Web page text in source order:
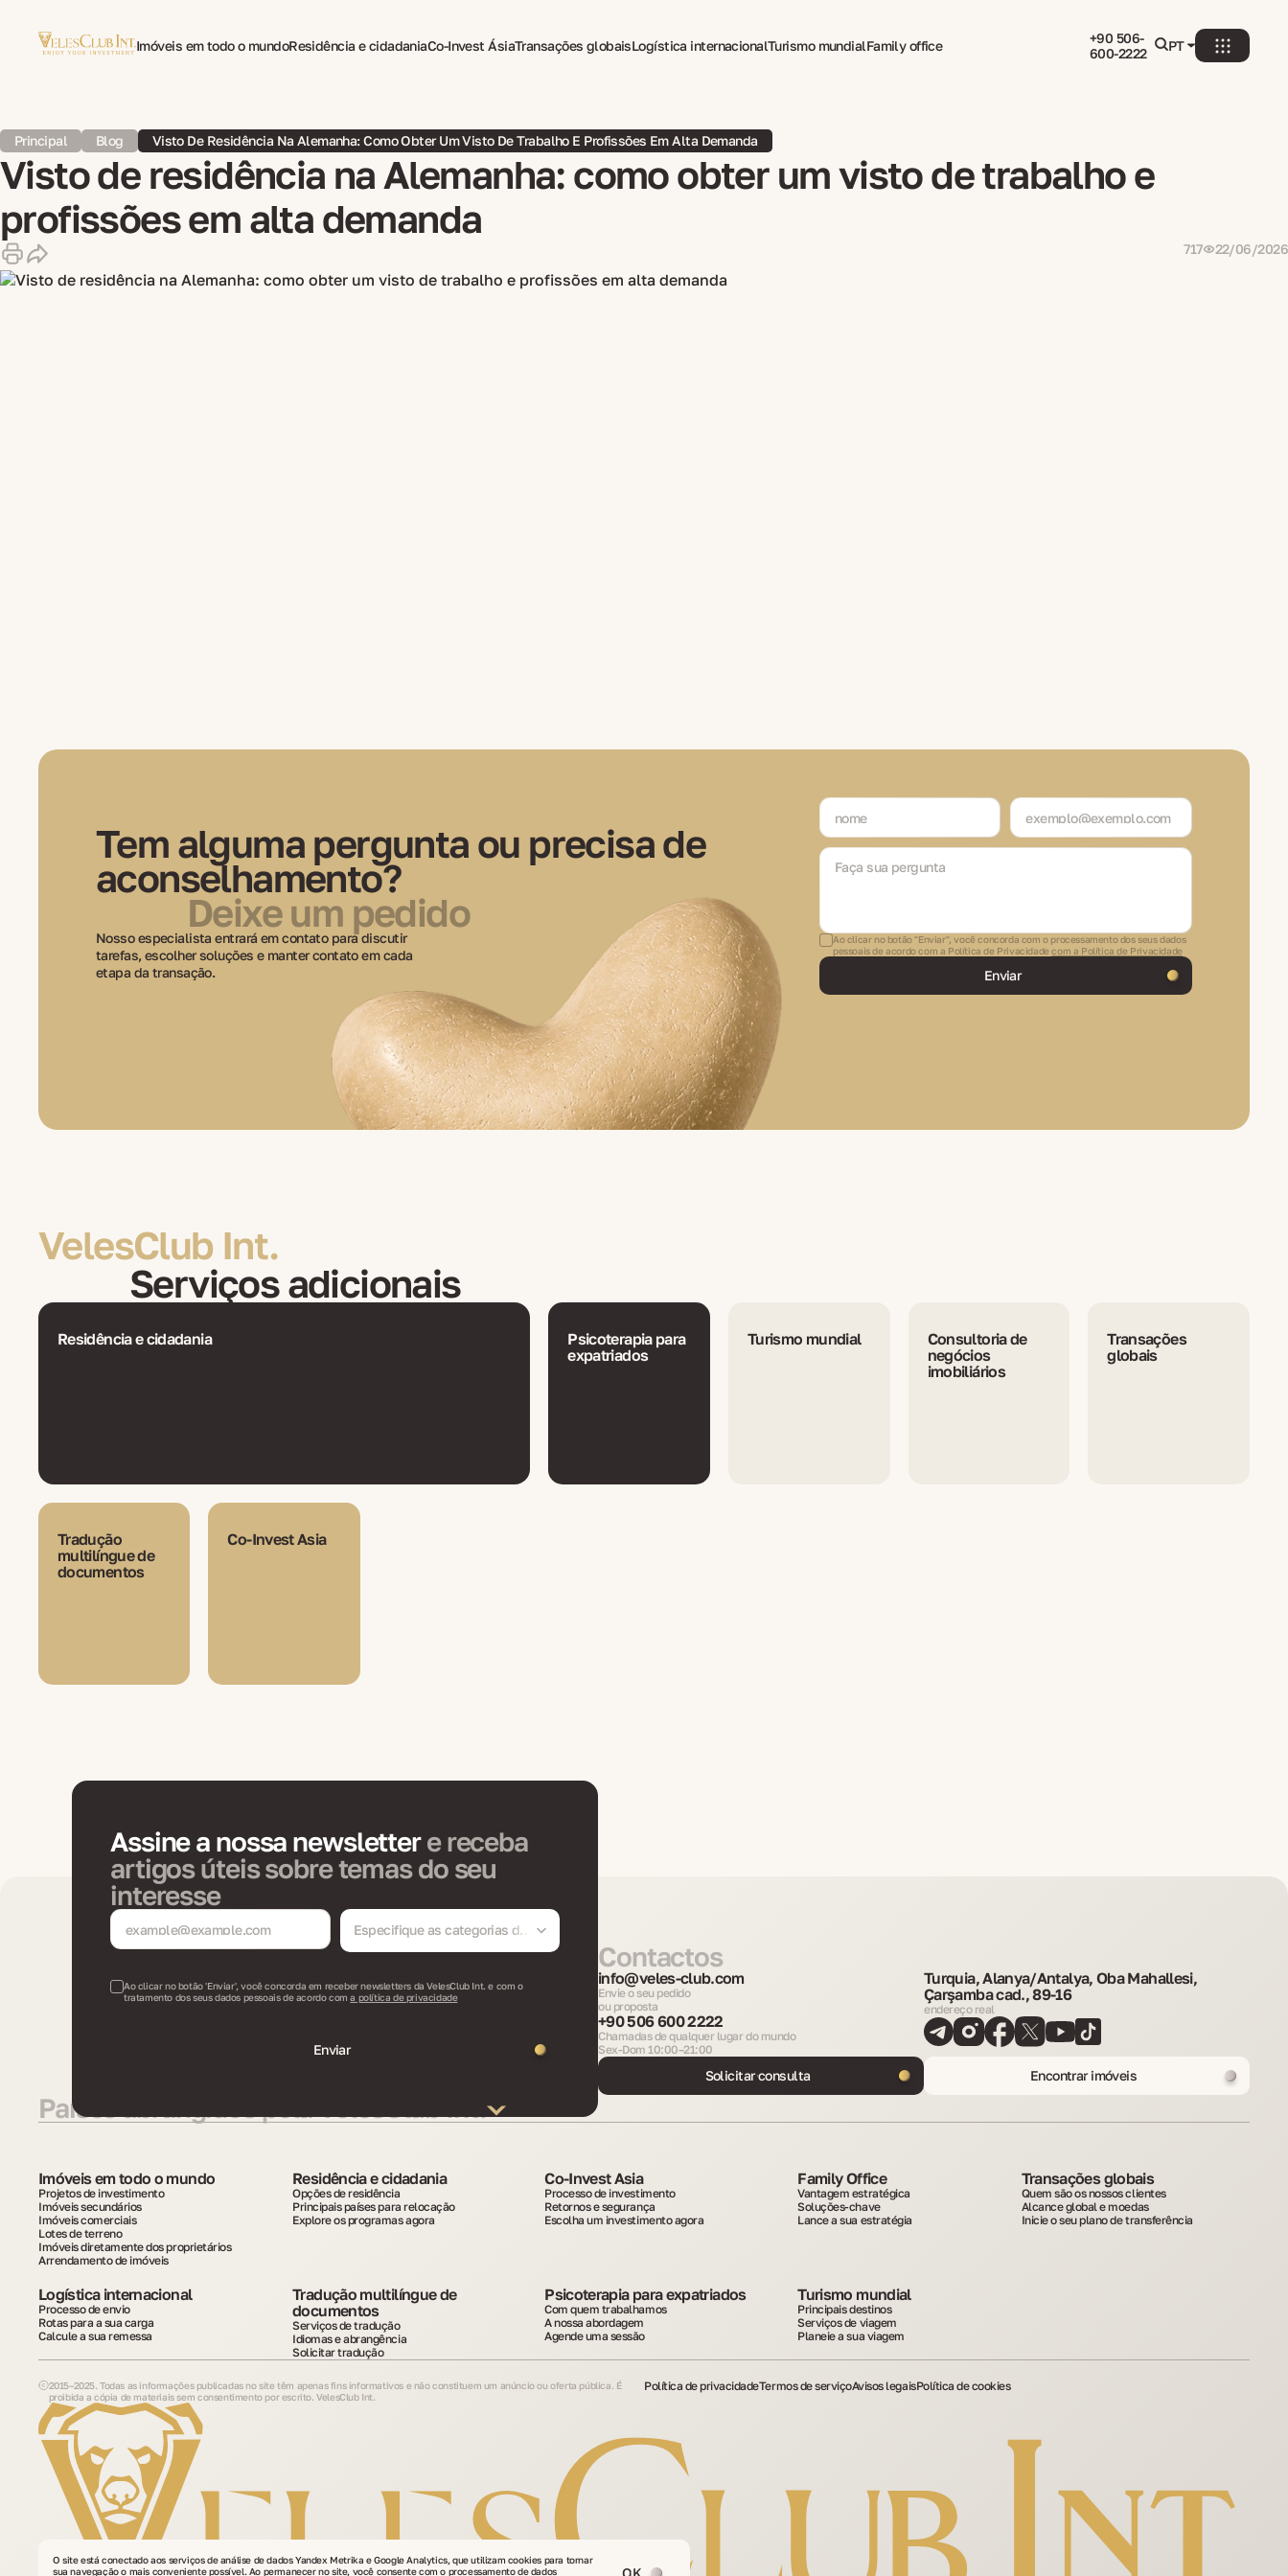
Imóveis em todo o mundoResidência e cidadaniaCo-Invest ÁsiaTransações globaisLogística internacionalTurismo mundialFamily office
+90 506-
600-2222
PT
Principal Blog Visto De Residência Na Alemanha: Como Obter Um Visto De Trabalho E Profissões Em Alta Demanda
Visto de residência na Alemanha: como obter um visto de trabalho e
profissões em alta demanda
717 22/06/2026
Tem alguma pergunta ou precisa de
aconselhamento?
Deixe um pedido
Nosso especialista entrará em contato para discutir
tarefas, escolher soluções e manter contato em cada
etapa da transação.
Ao clicar no botão "Enviar", você concorda com o processamento dos seus dados
pessoais de acordo com a Política de Privacidade com a Política de Privacidade
Enviar
VelesClub Int.
Serviços adicionais
Residência e cidadania
Psicoterapia para
expatriados
Turismo mundial
Consultoria de
negócios
imobiliários
Transações
globais
Tradução
multilíngue de
documentos
Co-Invest Asia
Assine a nossa newslettere receba
artigos úteis sobre temas do seu
interesse
Especifique as categorias da
Ao clicar no botão 'Enviar', você concorda em receber newsletters da VelesClub Int. e com o
tratamento dos seus dados pessoais de acordo com a política de privacidade
Enviar
Contactos
info@veles-club.com
Envie o seu pedido
ou proposta
+90 506 600 2222
Chamadas de qualquer lugar do mundo
Sex-Dom 10:00–21:00
Turquia, Alanya/Antalya, Oba Mahallesi,
Çarşamba cad., 89-16
endereço real
Solicitar consulta Encontrar imóveis
Países abrangidos pela VelesClub Int.
Imóveis em todo o mundo
Projetos de investimento
Imóveis secundários
Imóveis comerciais
Lotes de terreno
Imóveis diretamente dos proprietários
Arrendamento de imóveis
Residência e cidadania
Opções de residência
Principais países para relocação
Explore os programas agora
Co-Invest Asia
Processo de investimento
Retornos e segurança
Escolha um investimento agora
Family Office
Vantagem estratégica
Soluções-chave
Lance a sua estratégia
Transações globais
Quem são os nossos clientes
Alcance global e moedas
Inicie o seu plano de transferência
Logística internacional
Processo de envio
Rotas para a sua carga
Calcule a sua remessa
Tradução multilíngue de
documentos
Serviços de tradução
Idiomas e abrangência
Solicitar tradução
Psicoterapia para expatriados
Com quem trabalhamos
A nossa abordagem
Agende uma sessão
Turismo mundial
Principais destinos
Serviços de viagem
Planeie a sua viagem
2015–2025. Todas as informações publicadas no site têm apenas fins informativos e não constituem um anúncio ou oferta pública. É
proibida a cópia de materiais sem consentimento por escrito. VelesClub Int.
Política de privacidadeTermos de serviçoAvisos legaisPolítica de cookies
O site está conectado aos serviços de análise de dados Yandex Metrika e Google Analytics, que utilizam cookies para tornar
sua navegação o mais conveniente possível. Ao permanecer no site, você consente com o processamento de dados
OK